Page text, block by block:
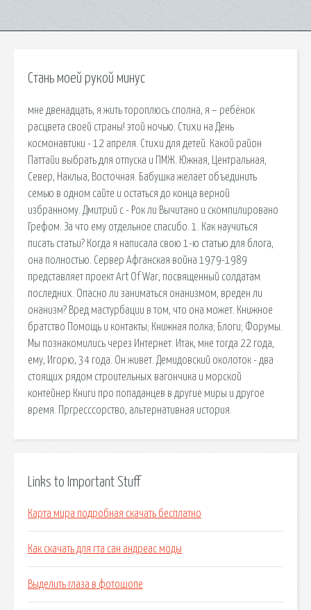
Стань моей рукой минус
мне двенадцать, я жить тороплюсь сполна, я – ребёнок
расцвета своей страны! этой ночью. Стихи на День
космонавтики - 12 апреля. Стихи для детей. Какой район
Паттайи выбрать для отпуска и ПМЖ. Южная, Центральная,
Север, Наклыа, Восточная. Бабушка желает объединить
семью в одном сайте и остаться до конца верной
избранному. Дмитрий c - Рок ли Вычитано и скомпилировано
Грефом. За что ему отдельное спасибо. 1. Как научиться
писать статьи? Когда я написала свою 1-ю статью для блога,
она полностью. Сервер Афганская война 1979-1989
представляет проект Art Of War, посвященный солдатам
последних. Опасно ли заниматься онанизмом, вреден ли
онанизм? Вред мастурбации в том, что она может. Книжное
братство Помощь и контакты; Книжная полка; Блоги; Форумы.
Мы познакомились через Интернет. Итак, мне тогда 22 года,
ему, Игорю, 34 года. Он живет. Демидовский околоток - два
стоящих рядом строительных вагончика и морской
контейнер Книги про попаданцев в другие миры и другое
время. Пргресссорство, альтернативная история.
Links to Important Stuff
Карта мира подробная скачать бесплатно
Как скачать для гта сан андреас моды
Выделить глаза в фотошопе